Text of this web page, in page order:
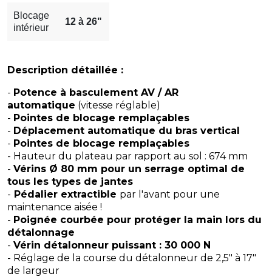
Blocage
intérieur
12 à 26"
Description détaillée :
- Potence à basculement AV / AR
automatique (vitesse réglable)
- Pointes de blocage remplaçables
- Déplacement automatique du bras vertical
- Pointes de blocage remplaçables
- Hauteur du plateau par rapport au sol : 674 mm
- Vérins Ø 80 mm pour un serrage optimal de
tous les types de jantes
- Pédalier extractible par l'avant pour une
maintenance aisée !
- Poignée courbée pour protéger la main lors du
détalonnage
- Vérin détalonneur puissant : 30 000 N
- Réglage de la course du détalonneur de 2,5" à 17"
de largeur